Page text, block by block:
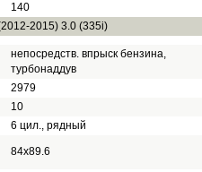
140
2015) 3.0 (335i)
непосредств. впрыск бензина,
турбонаддув
2979
10
6 цил., рядный
84х89.6